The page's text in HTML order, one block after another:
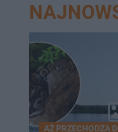
AŻ PRZECHODZĄ